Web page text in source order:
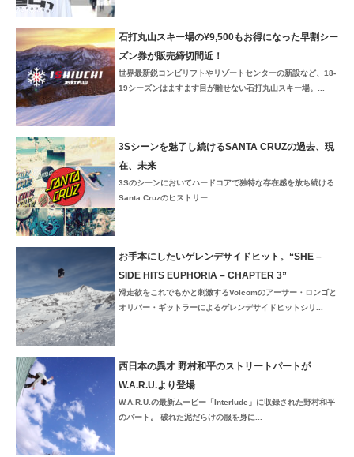
石打丸山スキー場の¥9,500もお得になった早割シー
ズン券が販売締切間近！
世界最新鋭コンビリフトやリゾートセンターの新設など、18-
19シーズンはますます目が離せない石打丸山スキー場。...
3Sシーンを魅了し続けるSANTA CRUZの過去、現
在、未来
3Sのシーンにおいてハードコアで独特な存在感を放ち続ける
Santa Cruzのヒストリー...
お手本にしたいゲレンデサイドヒット。“SHE –
SIDE HITS EUPHORIA – CHAPTER 3”
滑走欲をこれでもかと刺激するVolcomのアーサー・ロンゴと
オリバー・ギットラーによるゲレンデサイドヒットシリ...
西日本の異才 野村和平のストリートパートが
W.A.R.U.より登場
W.A.R.U.の最新ムービー「Interlude」に収録された野村和平
のパート。 破れた泥だらけの服を身に...